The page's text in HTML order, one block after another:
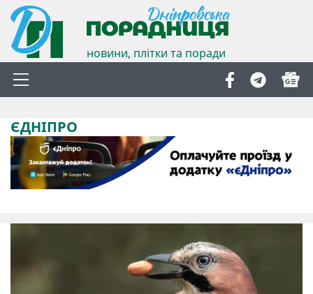
новини, плітки та поради
ЄДНІПРО